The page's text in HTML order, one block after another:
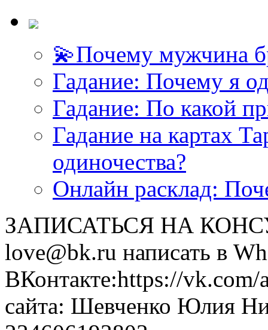
💫Почему мужчина
Гадание: Почему я
Гадание: По какой
Гадание на картах
одиночества?
Онлайн расклад:
ЗАПИСАТЬСЯ НА
love@bk.ru написать в
ВКонтакте:https://
сайта: Шевченко Юлия